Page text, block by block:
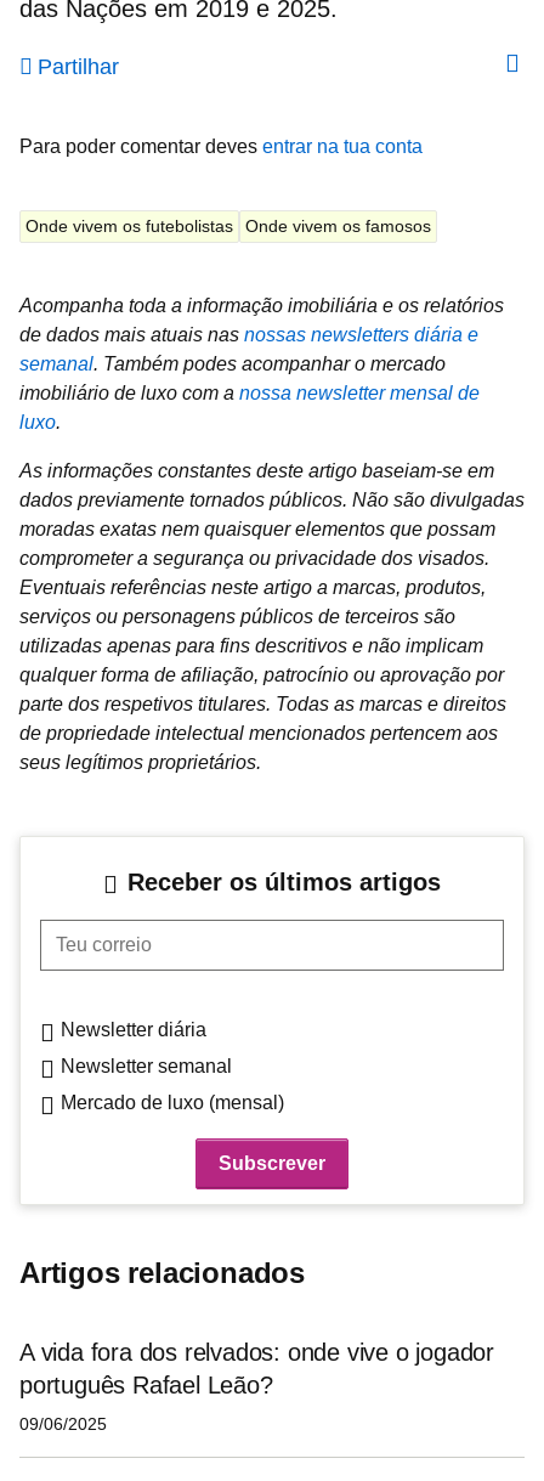
das Nações em 2019 e 2025.
Partilhar
Para poder comentar deves entrar na tua conta
Onde vivem os futebolistas Onde vivem os famosos
Acompanha toda a informação imobiliária e os relatórios
de dados mais atuais nas nossas newsletters diária e
semanal. Também podes acompanhar o mercado
imobiliário de luxo com a nossa newsletter mensal de
luxo.
As informações constantes deste artigo baseiam‑se em
dados previamente tornados públicos. Não são divulgadas
moradas exatas nem quaisquer elementos que possam
comprometer a segurança ou privacidade dos visados.
Eventuais referências neste artigo a marcas, produtos,
serviços ou personagens públicos de terceiros são
utilizadas apenas para fins descritivos e não implicam
qualquer forma de afiliação, patrocínio ou aprovação por
parte dos respetivos titulares. Todas as marcas e direitos
de propriedade intelectual mencionados pertencem aos
seus legítimos proprietários.
Receber os últimos artigos
Teu correio
Newsletter diária
Newsletter semanal
Mercado de luxo (mensal)
Artigos relacionados
A vida fora dos relvados: onde vive o jogador
português Rafael Leão?
09/06/2025